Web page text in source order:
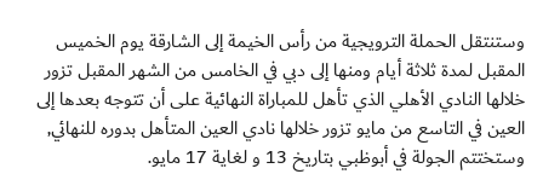
وستنتقل الحملة الترويجية من رأس الخيمة إلى الشارقة يوم الخميس
المقبل لمدة ثلاثة أيام ومنها إلى دبي في الخامس من الشهر المقبل تزور
خلالها النادي الأهلي الذي تأهل للمباراة النهائية على أن تتوجه بعدها إلى
العين في التاسع من مايو تزور خلالها نادي العين المتأهل بدوره للنهائي,
وستختتم الجولة في أبوظبي بتاريخ 13 و لغاية 17 مايو.